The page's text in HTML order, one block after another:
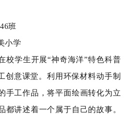
班
小学
校学生开展“神奇海洋”特色科普
创意课堂。利用环保材料动手制
手工作品，将平面绘画转化为立
都讲述着一个属于自己的故事。